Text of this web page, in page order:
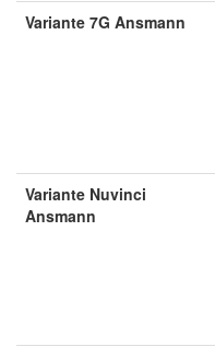
Variante 7G Ansmann
Variante Nuvinci
Ansmann